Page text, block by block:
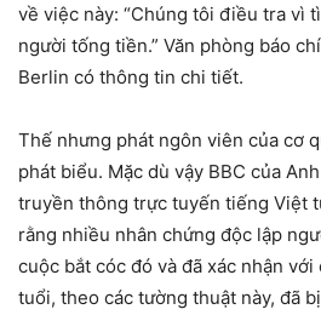
về việc này: “Chúng tôi điều tra vì
người tống tiền.” Văn phòng báo
Berlin có thông tin chi tiết.
Thế nhưng phát ngôn viên của cơ
phát biểu. Mặc dù vậy BBC của
truyền thông trực tuyến tiếng Việt
rằng nhiều nhân chứng độc lập
cuộc bắt cóc đó và đã xác nhận với
tuổi, theo các tường thuật này, đã